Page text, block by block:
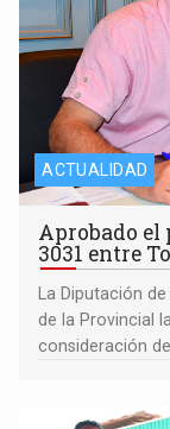
ACTUALIDAD
Aprobado el
3031 entre
La Diputación
de la Provincial
consideración